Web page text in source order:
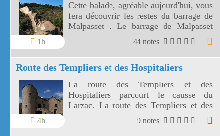
1h
Cette balade, agréable aujourd'hui, vous
fera découvrir les restes du barrage de
Malpasset . Le barrage de Malpasset
dont la catastrophe a été vécue par la
France entière, est situé dans la vallée
du Reyran.
44 notes
Route des Templiers et des Hospitaliers
4h
La route des Templiers et des
Hospitaliers parcourt le causse du
Larzac. La route des Templiers et des
Hospitaliers amènera vers 5 sites
fortifiés parfaitement conservés.
9 notes